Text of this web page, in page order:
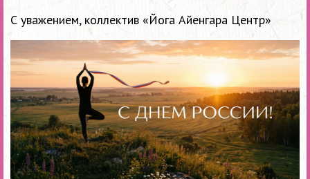
С уважением, коллектив «Йога Айенгара Центр»